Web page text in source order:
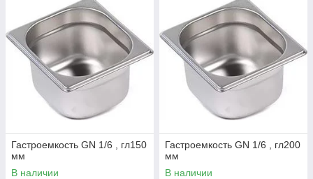
Гастроемкость GN 1/6 , гл150
мм
В наличии
Гастроемкость GN 1/6 , гл200
мм
В наличии